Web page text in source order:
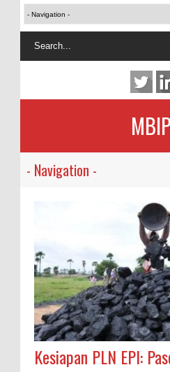
Kesiapan PLN EPI: